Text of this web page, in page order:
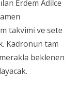
Erdem Adilce
takvimi ve sete
Kadronun tam
beklenen